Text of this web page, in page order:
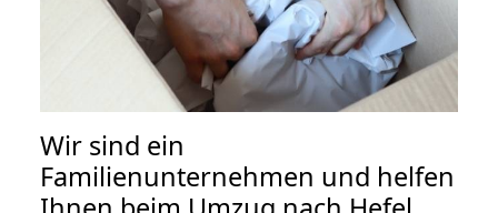
Wir sind ein
Familienunternehmen und helfen